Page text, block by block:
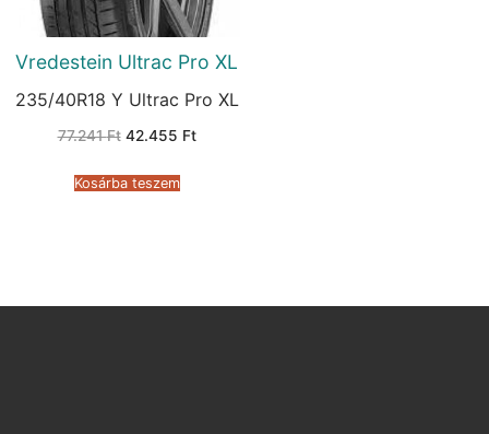
Vredestein Ultrac Pro XL
235/40R18 Y Ultrac Pro XL
77.241Ft Original
77.241 Ft.
42.455 FtCurrent
Kosárba teszem